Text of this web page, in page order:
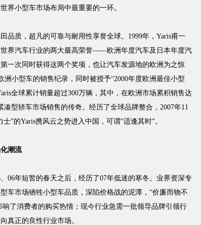
界小型车市场布局中最重要的一环。
质，超凡的可靠与耐用性享誉全球。1999年，Yaris甫一
界汽车行业的两大最高荣誉——欧洲年度汽车及日本年度汽
一次同时获得这两个奖项，也让汽车发源地的欧洲为之惊
洲小型车的销售纪录，同时被授予“2000年度欧洲最佳小型
全球累计销量超过300万辆，其中，在欧洲市场累积销售达
凑型轿车市场销售的传奇。经历了全球品牌整合，2007年11
”的Yaris携风云之势进入中国，可谓“适逢其时”。
潮流
年短暂的春天之后，经历了07年低迷的寒冬。业界资深专
车市场牺牲小型车品质，深陷价格战的泥潭，“价廉而物不
响了消费者的购买热情；现今行业急需一批领导品牌引领行
真正的良性行业市场。